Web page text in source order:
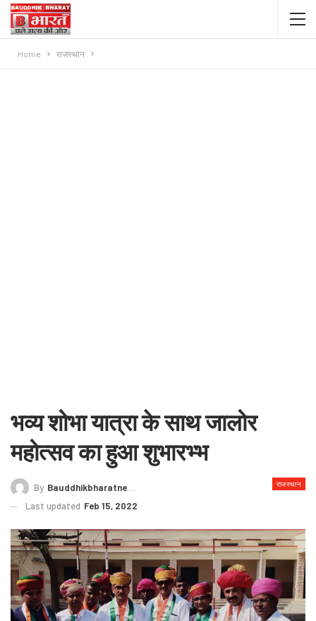
Home राजस्थान
भव्य शोभा यात्रा के साथ जालोर
महोत्सव का हुआ शुभारभ्भ
राजस्थान
By Bauddhikbharatnews@gmail.com
Last updated Feb 15, 2022